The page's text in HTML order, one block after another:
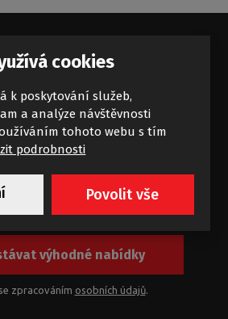
a akce na e-mail
výhodné nabídky
zpracováním osobních údajů.
cookies
k poskytování služeb,
a analýze návštěvnosti
tohoto webu s tím
podrobnosti
Povolit vše